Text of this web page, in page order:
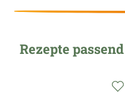
Rezepte